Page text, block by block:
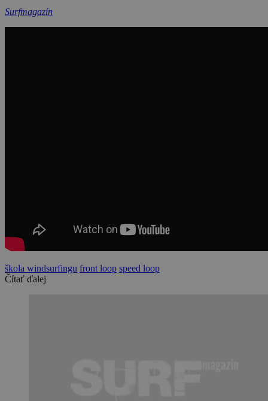
Surfmagazín
škola windsurfingu front loop speed loop
Čítať ďalej